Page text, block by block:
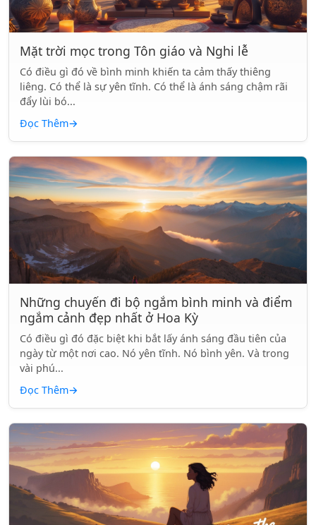
Mặt trời mọc trong Tôn giáo và Nghi lễ
Có điều gì đó về bình minh khiến ta cảm thấy thiêng
liêng. Có thể là sự yên tĩnh. Có thể là ánh sáng chậm rãi
đẩy lùi bó...
Đọc Thêm→
Những chuyến đi bộ ngắm bình minh và điểm
ngắm cảnh đẹp nhất ở Hoa Kỳ
Có điều gì đó đặc biệt khi bắt lấy ánh sáng đầu tiên của
ngày từ một nơi cao. Nó yên tĩnh. Nó bình yên. Và trong
vài phú...
Đọc Thêm→